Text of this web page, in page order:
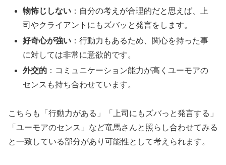
物怖じしない ：自分の考えが合理的だと思えば、上
司やクライアントにもズバッと発言をします。
好奇心が強い ：行動力もあるため、関心を持った事
に対しては非常に意欲的です。
外交的 ：コミュニケーション能力が高くユーモアの
センスも持ち合わせています。
こちらも「行動力がある」「上司にもズバっと発言する」
「ユーモアのセンス」など竜馬さんと照らし合わせてみる
と一致している部分があり可能性として考えられます。